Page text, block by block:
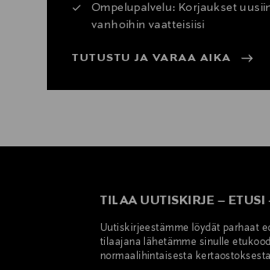
Ompelupalvelu: Korjaukset
vanhoihin vaatteisiisi
TUTUSTU JA VARAA AIKA
TILAA UUTISKIRJE – ETUSI
Uutiskirjeestämme löydät parhaat
tilaajana lähetämme sinulle
normaalihintaisesta